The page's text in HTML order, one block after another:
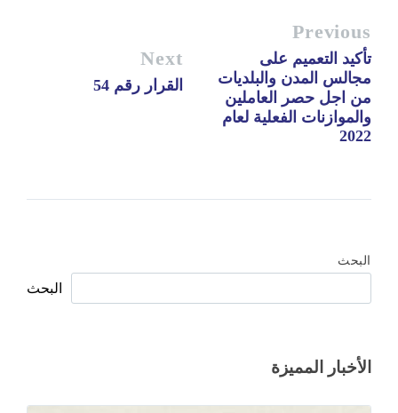
Previous
تأكيد التعميم على
مجالس المدن والبلديات
من اجل حصر العاملين
والموازنات الفعلية لعام
2022
Next
القرار رقم 54
البحث
البحث
الأخبار المميزة